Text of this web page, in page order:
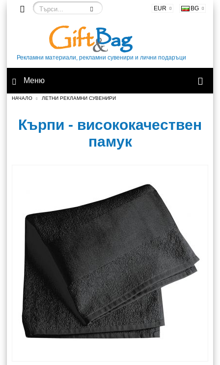
EUR BG
Рекламни материали, рекламни сувенири и лични подаръци
Меню
НАЧАЛО ЛЕТНИ РЕКЛАМНИ СУВЕНИРИ
Кърпи - висококачествен
памук